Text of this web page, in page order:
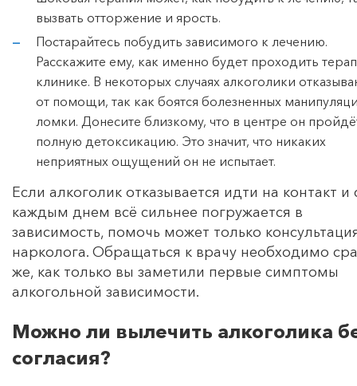
вызвать отторжение и ярость.
Постарайтесь побудить зависимого к лечению.
Расскажите ему, как именно будет проходить
клинике. В некоторых случаях алкоголики
от помощи, так как боятся болезненных
ломки. Донесите близкому, что в центре он
полную детоксикацию. Это значит, что никаких
неприятных ощущений он не испытает.
Если алкоголик отказывается идти на контакт и
каждым днем всё сильнее погружается в
зависимость, помочь может только
нарколога. Обращаться к врачу необходимо
же, как только вы заметили первые симптомы
алкогольной зависимости.
Можно ли вылечить алкоголика
согласия?